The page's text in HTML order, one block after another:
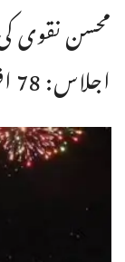
محسن نقوی
اجلاس: 78 افراد کو سول ایوارڈز دینے ...